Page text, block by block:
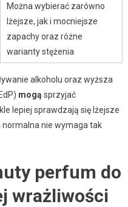
Można wybierać zarówno
lżejsze, jak i mocniejsze
zapachy oraz różne
warianty stężenia
alkoholu oraz wyższa
mogą sprzyjać
lepiej sprawdzają się lżejsze
normalna nie wymaga tak
perfum do
wrażliwości